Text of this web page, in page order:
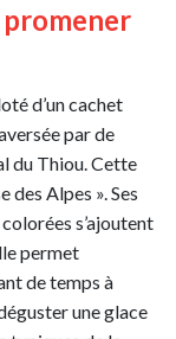
promener
d’un cachet
par de
du Thiou. Cette
des Alpes ». Ses
s’ajoutent
permet
de temps à
une glace